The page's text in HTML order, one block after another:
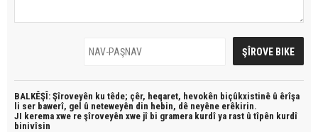
BALKÊŞÎ: Şîroveyên ku têde; çêr, heqaret, hevokên biçûkxistinê û êrîşa
li ser bawerî, gel û neteweyên din hebin, dê neyêne erêkirin.
JI kerema xwe re şîroveyên xwe jî bi gramera kurdî ya rast û tîpên kurdî
binivîsin